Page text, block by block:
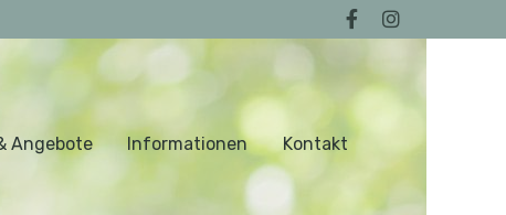
Angebote Informationen Kontakt